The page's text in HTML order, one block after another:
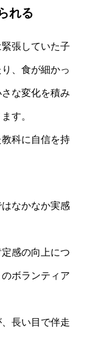
れる
張していた子
、食が細かっ
な変化を積み
す。
科に自信を持
なかなか実感
感の向上につ
ボランティア
長い目で伴走